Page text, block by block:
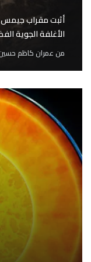
أثبت مقراب جيمس
الأغلفة الجوية
من عمران كاظم